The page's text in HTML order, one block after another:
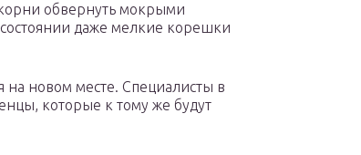
обвернуть мокрыми
даже мелкие корешки
на новом месте. Специалисты в
которые к тому же будут